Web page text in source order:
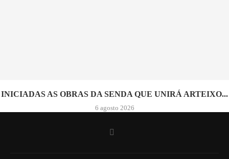
INICIADAS AS OBRAS DA SENDA QUE UNIRÁ ARTEIXO...
6 agosto 2026